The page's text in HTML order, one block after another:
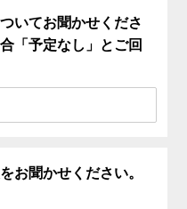
いてお聞かせくださ
「予定なし」とご回
お聞かせください。